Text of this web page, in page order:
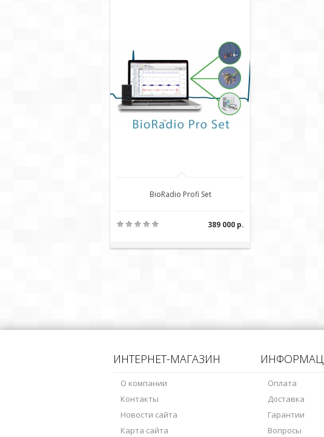
BioRadio Profi Set
389 000 р.
ИНТЕРНЕТ-МАГАЗИН
О компании
Контакты
Новости сайта
Карта сайта
Оплата
Доставка
Гарантии
Вопросы